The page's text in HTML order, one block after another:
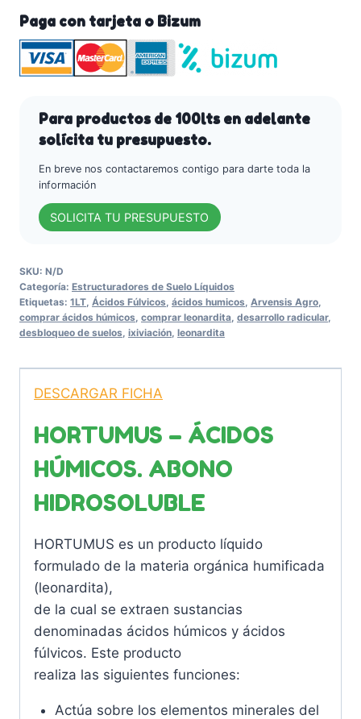
Húmicos
leonardita)
cantidad
Paga con tarjeta o Bizum
Para productos de 100lts en adelante
solícita tu presupuesto.
En breve nos contactaremos contigo para darte toda la
información
SOLICITA TU PRESUPUESTO
SKU: N/D
Categoría: Estructuradores de Suelo Líquidos
Etiquetas: 1LT Ácidos Fúlvicos ácidos humicos Arvensis Agro
comprar ácidos húmicos comprar leonardita desarrollo radicular,
desbloqueo de suelos ixiviación leonardita
DESCARGAR FICHA
HORTUMUS – ÁCIDOS
HÚMICOS. ABONO
HIDROSOLUBLE
HORTUMUS es un producto líquido
formulado de la materia orgánica humificada
(leonardita),
de la cual se extraen sustancias
denominadas ácidos húmicos y ácidos
fúlvicos. Este producto
realiza las siguientes funciones:
Actúa sobre los elementos minerales del